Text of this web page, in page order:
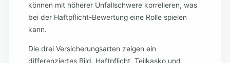
können mit höherer Unfallschwere korrelieren, was
bei der Haftpflicht-Bewertung eine Rolle spielen
kann.
Die drei Versicherungsarten zeigen ein
differenziertes Bild. Haftpflicht, Teilkasko und